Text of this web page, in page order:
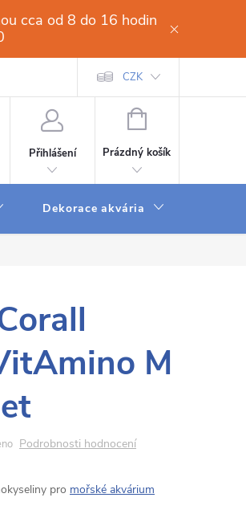
cca od 8 do 16 hodin
Obchodní podmínky Dodací a platební
CZK
Přihlášení
NÁKUPNÍ
Prázdný košík
Dekorace akvária
M
Podrobnosti hodnocení
pro mořské akvárium